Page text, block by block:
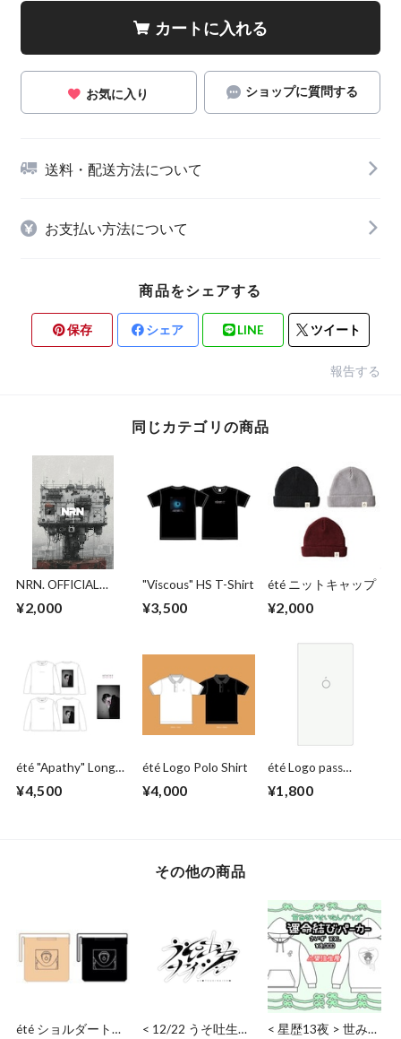
カートに入れる
お気に入り ショップに質問する
送料・配送方法について
お支払い方法について
商品をシェアする
保存 シェア LINE ツイート
報告する
同じカテゴリの商品
NRN. OFFICIAL
¥2,000
"Viscous" HS T-Shirt
¥3,500
été ニットキャップ
¥2,000
été "Apathy" Long
¥4,500
été Logo Polo Shirt
¥4,000
été Logo pass
¥1,800
その他の商品
été ショルダートー
< 12/22 うそ吐生ナ
< 星歴13夜 > 世みな